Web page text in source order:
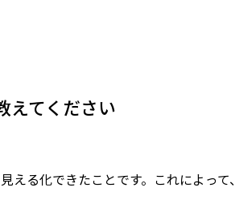
えてください
える化できたことです。これによっ